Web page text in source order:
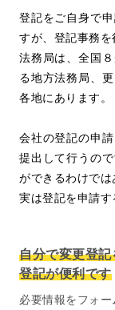
登記をご自身で
すが、登記事務を
法務局は、全国
る地方法務局、
各地にあります。
会社の登記の申
提出して行うの
ができるわけでは
実は登記を申請す
自分で変更登
登記が便利です
必要情報をフォ